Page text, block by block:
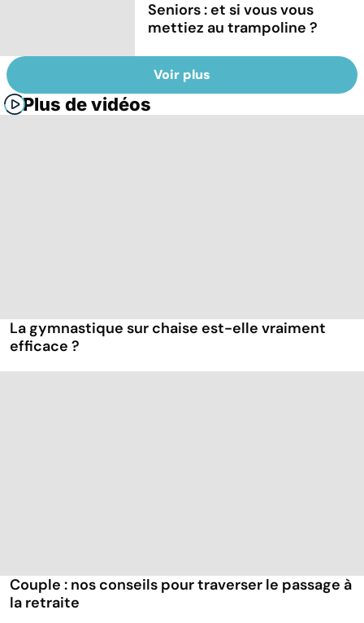
Seniors : et si vous vous
mettiez au trampoline ?
Voir plus
Plus de vidéos
La gymnastique sur chaise est-elle vraiment
efficace ?
Couple : nos conseils pour traverser le passage à
la retraite